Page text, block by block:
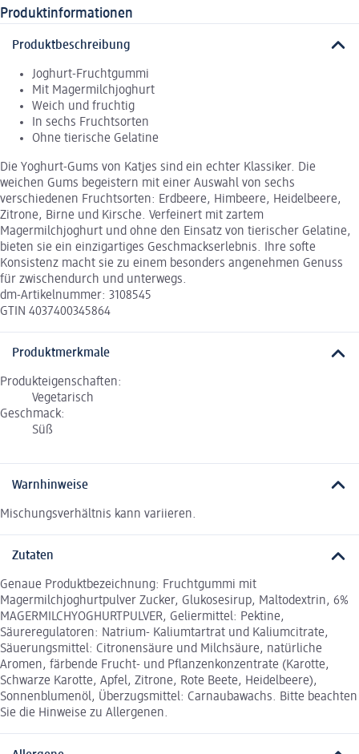
Produktinformationen
Produktbeschreibung
Joghurt-Fruchtgummi
Mit Magermilchjoghurt
Weich und fruchtig
In sechs Fruchtsorten
Ohne tierische Gelatine
Die Yoghurt-Gums von Katjes sind ein echter Klassiker. Die
weichen Gums begeistern mit einer Auswahl von sechs
verschiedenen Fruchtsorten: Erdbeere, Himbeere, Heidelbeere,
Zitrone, Birne und Kirsche. Verfeinert mit zartem
Magermilchjoghurt und ohne den Einsatz von tierischer Gelatine,
bieten sie ein einzigartiges Geschmackserlebnis. Ihre softe
Konsistenz macht sie zu einem besonders angenehmen Genuss
für zwischendurch und unterwegs.
dm-Artikelnummer: 3108545
GTIN 4037400345864
Produktmerkmale
Produkteigenschaften:
Vegetarisch
Geschmack:
Süß
Warnhinweise
Mischungsverhältnis kann variieren.
Zutaten
Genaue Produktbezeichnung: Fruchtgummi mit
Magermilchjoghurtpulver Zucker, Glukosesirup, Maltodextrin, 6%
MAGERMILCHYOGHURTPULVER, Geliermittel: Pektine,
Säureregulatoren: Natrium- Kaliumtartrat und Kaliumcitrate,
Säuerungsmittel: Citronensäure und Milchsäure, natürliche
Aromen, färbende Frucht- und Pflanzenkonzentrate (Karotte,
Schwarze Karotte, Apfel, Zitrone, Rote Beete, Heidelbeere),
Sonnenblumenöl, Überzugsmittel: Carnaubawachs. Bitte beachten
Sie die Hinweise zu Allergenen.